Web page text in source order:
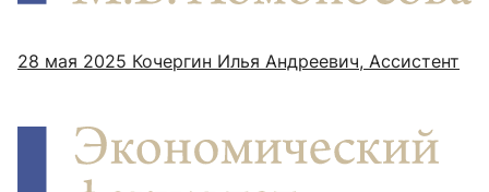
28 мая 2025 Кочергин Илья Андреевич, Ассистент